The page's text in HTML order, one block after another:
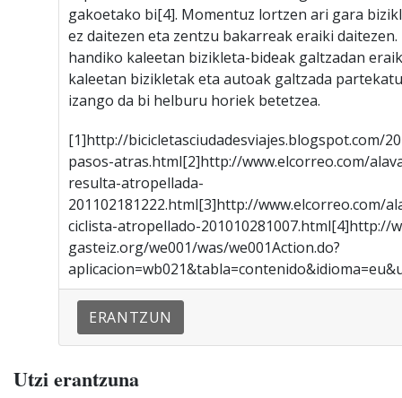
gakoetako bi[4]. Momentuz lortzen ari gara
ez daitezen eta zentzu bakarreak eraiki
handiko kaleetan bizikleta-bideak galtzadan
kaleetan bizikletak eta autoak galtzada
izango da bi helburu horiek betetzea.
[1]http://bicicletasciudadesviajes.blogspot.com/
pasos-atras.html[2]http://www.elcorreo.com/
resulta-atropellada-
201102181222.html[3]http://www.elcorreo.com/
ciclista-atropellado-201010281007.html[4]http://
gasteiz.org/we001/was/we001Action.do?
ERANTZUN
Utzi erantzuna